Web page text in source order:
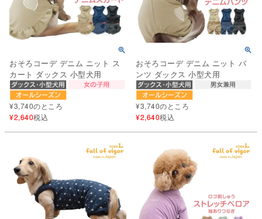
おそろコーデ デニム ニット ス
カート ダックス 小型犬用
¥3,740のところ
¥2,640税込
おそろコーデ デニム ニット パ
ンツ ダックス 小型犬用
¥3,740のところ
¥2,640税込